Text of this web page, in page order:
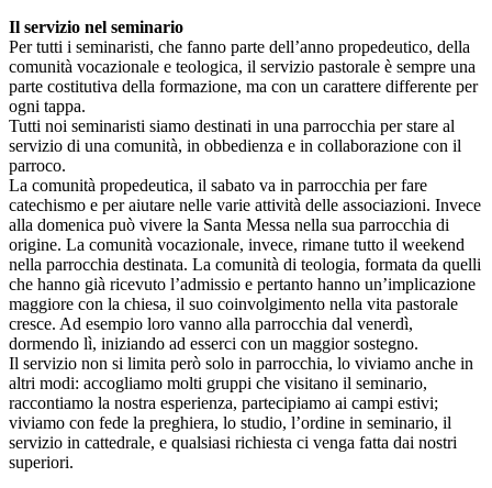
Il servizio nel seminario
Per tutti i seminaristi, che fanno parte dell’anno propedeutico, della
comunità vocazionale e teologica, il servizio pastorale è sempre una
parte costitutiva della formazione, ma con un carattere differente per
ogni tappa.
Tutti noi seminaristi siamo destinati in una parrocchia per stare al
servizio di una comunità, in obbedienza e in collaborazione con il
parroco.
La comunità propedeutica, il sabato va in parrocchia per fare
catechismo e per aiutare nelle varie attività delle associazioni. Invece
alla domenica può vivere la Santa Messa nella sua parrocchia di
origine. La comunità vocazionale, invece, rimane tutto il weekend
nella parrocchia destinata. La comunità di teologia, formata da quelli
che hanno già ricevuto l’admissio e pertanto hanno un’implicazione
maggiore con la chiesa, il suo coinvolgimento nella vita pastorale
cresce. Ad esempio loro vanno alla parrocchia dal venerdì,
dormendo lì, iniziando ad esserci con un maggior sostegno.
Il servizio non si limita però solo in parrocchia, lo viviamo anche in
altri modi: accogliamo molti gruppi che visitano il seminario,
raccontiamo la nostra esperienza, partecipiamo ai campi estivi;
viviamo con fede la preghiera, lo studio, l’ordine in seminario, il
servizio in cattedrale, e qualsiasi richiesta ci venga fatta dai nostri
superiori.